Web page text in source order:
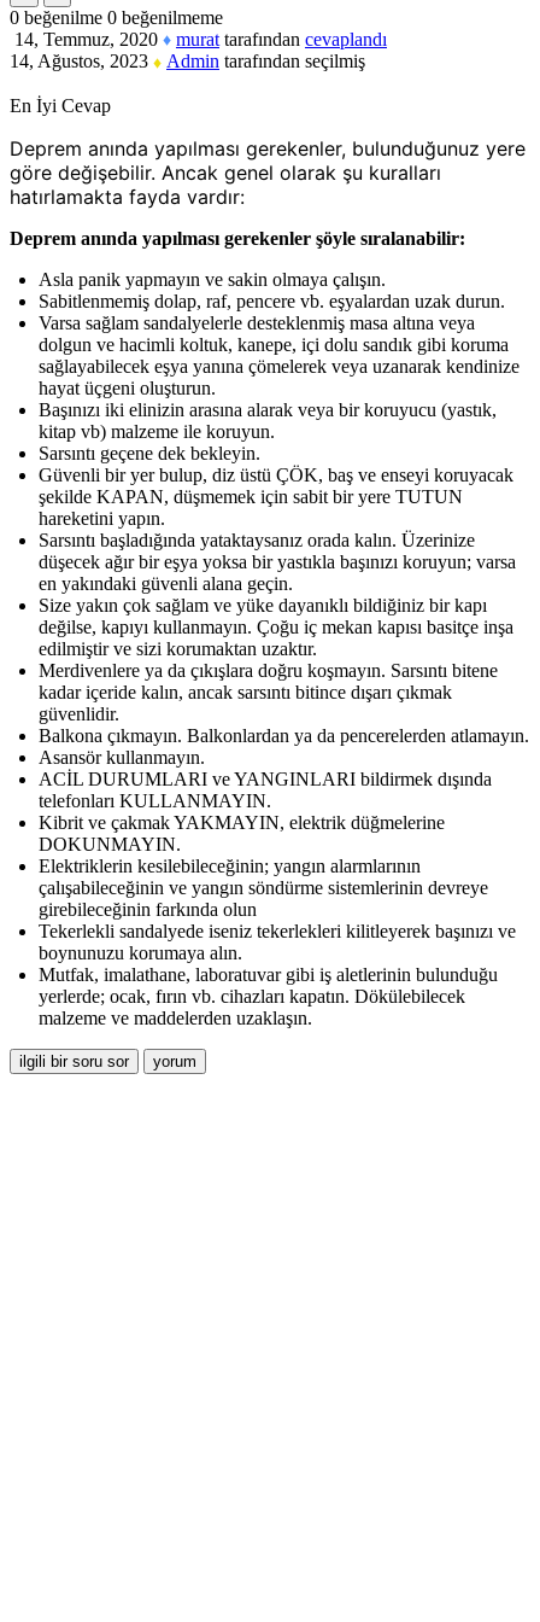
0 beğenilme 0 beğenilmeme
14, Temmuz, 2020 ♦ murat tarafından cevaplandı
14, Ağustos, 2023 ♦ Admin tarafından seçilmiş
En İyi Cevap
Deprem anında yapılması gerekenler, bulunduğunuz yere
göre değişebilir. Ancak genel olarak şu kuralları
hatırlamakta fayda vardır:
Deprem anında yapılması gerekenler şöyle sıralanabilir:
Asla panik yapmayın ve sakin olmaya çalışın.
Sabitlenmemiş dolap, raf, pencere vb. eşyalardan uzak durun.
Varsa sağlam sandalyelerle desteklenmiş masa altına veya
dolgun ve hacimli koltuk, kanepe, içi dolu sandık gibi koruma
sağlayabilecek eşya yanına çömelerek veya uzanarak kendinize
hayat üçgeni oluşturun.
Başınızı iki elinizin arasına alarak veya bir koruyucu (yastık,
kitap vb) malzeme ile koruyun.
Sarsıntı geçene dek bekleyin.
Güvenli bir yer bulup, diz üstü ÇÖK, baş ve enseyi koruyacak
şekilde KAPAN, düşmemek için sabit bir yere TUTUN
hareketini yapın.
Sarsıntı başladığında yataktaysanız orada kalın. Üzerinize
düşecek ağır bir eşya yoksa bir yastıkla başınızı koruyun; varsa
en yakındaki güvenli alana geçin.
Size yakın çok sağlam ve yüke dayanıklı bildiğiniz bir kapı
değilse, kapıyı kullanmayın. Çoğu iç mekan kapısı basitçe inşa
edilmiştir ve sizi korumaktan uzaktır.
Merdivenlere ya da çıkışlara doğru koşmayın. Sarsıntı bitene
kadar içeride kalın, ancak sarsıntı bitince dışarı çıkmak
güvenlidir.
Balkona çıkmayın. Balkonlardan ya da pencerelerden atlamayın.
Asansör kullanmayın.
ACİL DURUMLARI ve YANGINLARI bildirmek dışında
telefonları KULLANMAYIN.
Kibrit ve çakmak YAKMAYIN, elektrik düğmelerine
DOKUNMAYIN.
Elektriklerin kesilebileceğinin; yangın alarmlarının
çalışabileceğinin ve yangın söndürme sistemlerinin devreye
girebileceğinin farkında olun
Tekerlekli sandalyede iseniz tekerlekleri kilitleyerek başınızı ve
boynunuzu korumaya alın.
Mutfak, imalathane, laboratuvar gibi iş aletlerinin bulunduğu
yerlerde; ocak, fırın vb. cihazları kapatın. Dökülebilecek
malzeme ve maddelerden uzaklaşın.